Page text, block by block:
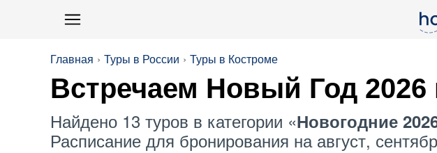
Главная Туры в России Туры в Костроме
Встречаем Новый Год 2026
Найдено 13 туров в категории «Новогодние
Расписание для бронирования на август,